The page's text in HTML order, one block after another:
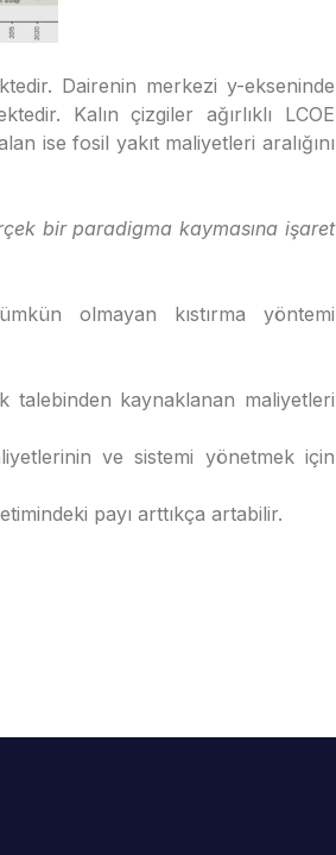
Dairenin merkezi y-ekseninde
Kalın çizgiler ağırlıklı LCOE
ise fosil yakıt maliyetleri aralığını
bir paradigma kaymasına işaret
olmayan kıstırma yöntemi
kaynaklanan maliyetleri
ve sistemi yönetmek için
payı arttıkça artabilir.